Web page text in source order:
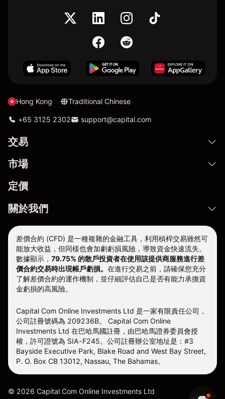
Hong Kong Traditional Chinese
+65 3125 2302 support@capital.com
交易
市場
定價
關於我們
差價合約 (CFD) 是一種複雜的金融工具，利用槓桿交易雖然可
能放大收益，但同樣也會加劇虧損風險，導致資金快速流失。
數據顯示， 79.75% 的散戶投資者在使用該提供商服務進行差
價合約交易時出現帳戶虧損。 在進行交易之前，請確保您充分
了解差價合約的運作機制，並仔細評估自己是否有能力承擔資
金虧損的高風險。
Capital Com Online Investments Ltd 是一家有限責任公司，
公司註冊號碼為 209236B。 Capital Com Online
Investments Ltd 在巴哈馬國註冊，由巴哈馬證券委員會授
權，許可證號為 SIA-F245。公司註冊辦公室地址是：#3
Bayside Executive Park, Blake Road and West Bay Street,
P. O. Box CB 13012, Nassau, The Bahamas。
© 2026 Capital Com Online Investments Ltd